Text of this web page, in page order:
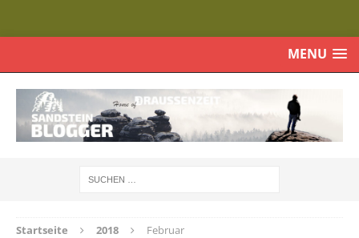
MENU
Startseite 2018 Februar